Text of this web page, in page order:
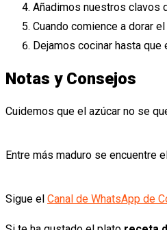
Añadimos nuestros clavos
Cuando comience a dorar
Dejamos cocinar hasta
Notas y Consejos
Cuidemos que el azúcar no se
Entre más maduro se encuentre
Sigue el Canal de WhatsApp de